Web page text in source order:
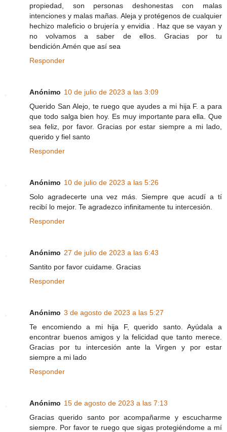
propiedad, son personas deshonestas con malas
intenciones y malas mañas. Aleja y protégenos de cualquier
hechizo maleficio o brujería y envidia . Haz que se vayan y
no volvamos a saber de ellos. Gracias por tu
bendición.Amén que así sea
Responder
Anónimo 10 de julio de 2023 a las 3:09
Querido San Alejo, te ruego que ayudes a mi hija F. a para
que todo salga bien hoy. Es muy importante para ella. Que
sea feliz, por favor. Gracias por estar siempre a mi lado,
querido y fiel santo
Responder
Anónimo 10 de julio de 2023 a las 5:26
Solo agradecerte una vez más. Siempre que acudí a tí
recibí lo mejor. Te agradezco infinitamente tu intercesión.
Responder
Anónimo 27 de julio de 2023 a las 6:43
Santito por favor cuidame. Gracias
Responder
Anónimo 3 de agosto de 2023 a las 5:27
Te encomiendo a mi hija F, querido santo. Ayúdala a
encontrar buenos amigos y la felicidad que tanto merece.
Gracias por tu intercesión ante la Virgen y por estar
siempre a mi lado
Responder
Anónimo 15 de agosto de 2023 a las 7:13
Gracias querido santo por acompañarme y escucharme
siempre. Por favor te ruego que sigas protegiéndome a mí